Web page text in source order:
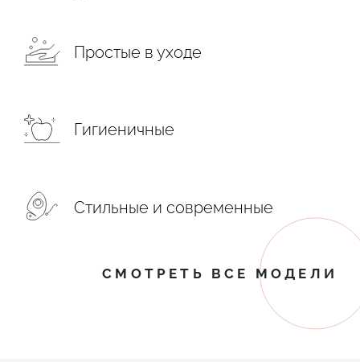
Простые в уходе
Гигиеничные
Стильные и современные
СМОТРЕТЬ ВСЕ МОДЕЛИ